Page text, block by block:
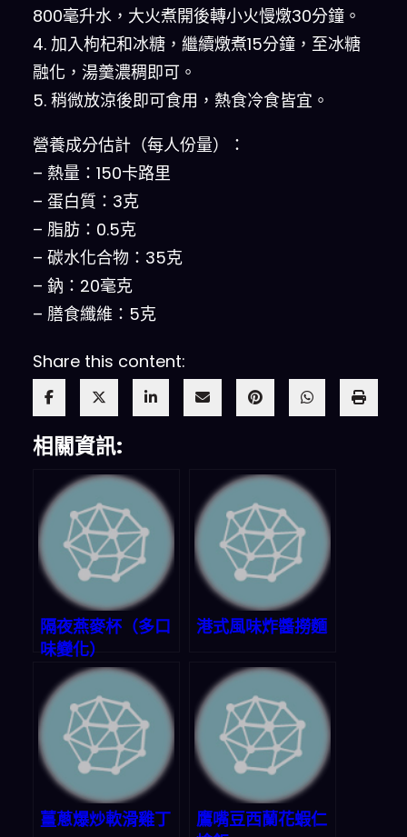
800毫升水，大火煮開後轉小火慢燉30分鐘。
4. 加入枸杞和冰糖，繼續燉煮15分鐘，至冰糖
融化，湯羹濃稠即可。
5. 稍微放涼後即可食用，熱食冷食皆宜。
營養成分估計（每人份量）：
– 熱量：150卡路里
– 蛋白質：3克
– 脂肪：0.5克
– 碳水化合物：35克
– 鈉：20毫克
– 膳食纖維：5克
Share this content:
相關資訊:
隔夜燕麥杯（多口
味變化）
港式風味炸醬撈麵
薑蔥爆炒軟滑雞丁
鷹嘴豆西蘭花蝦仁